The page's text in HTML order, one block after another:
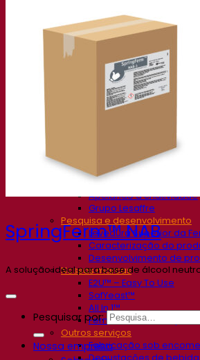
Nossa empresa
Especialista em
O Campus Fermentis
Uma equipe apaixonada
Apoiando a criatividade
Grupo Lesaffre
Pesquisa e desenvolvimento
Levedura Superior da
Caracterização do
Desenvolvimento de
Nossas marcas
E2U™ – Easy To Use
SafYeast™
All In 1™
Fermentis Academy™
Outros serviços
Fabricação sob
SpringFerm™ NAB
A solução ideal para base de álcool
Pesquisar por:
Nossa empresa